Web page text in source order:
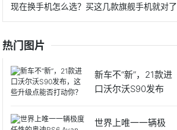
现在换手机怎么选？买这几款旗舰手机就对了
热门图片
新车不“新”，21款进
口沃尔沃S90发布
世界上唯一一辆极